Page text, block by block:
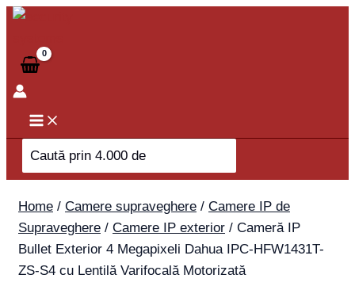
Skip
content
Search
for:
Home / Camere supraveghere / Camere IP de
Supraveghere / Camere IP exterior / Cameră IP
Bullet Exterior 4 Megapixeli Dahua IPC-HFW1431T-
ZS-S4 cu Lentilă Varifocală Motorizată
Cameră
Bullet
Exterior
4
Megapixeli
Dahua
IPC-
HFW1431T-
ZS-
S4
cu
Lentilă